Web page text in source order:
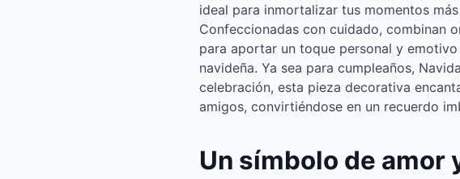
ideal para inmortalizar tus momentos
Confeccionadas con cuidado, combinan
para aportar un toque personal y
navideña. Ya sea para cumpleaños,
celebración, esta pieza decorativa
amigos, convirtiéndose en un recuerdo
Un símbolo de amor